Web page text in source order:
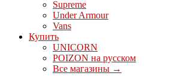
Supreme
Under Armour
Vans
Купить
UNICORN
POIZON на русском
Все магазины →